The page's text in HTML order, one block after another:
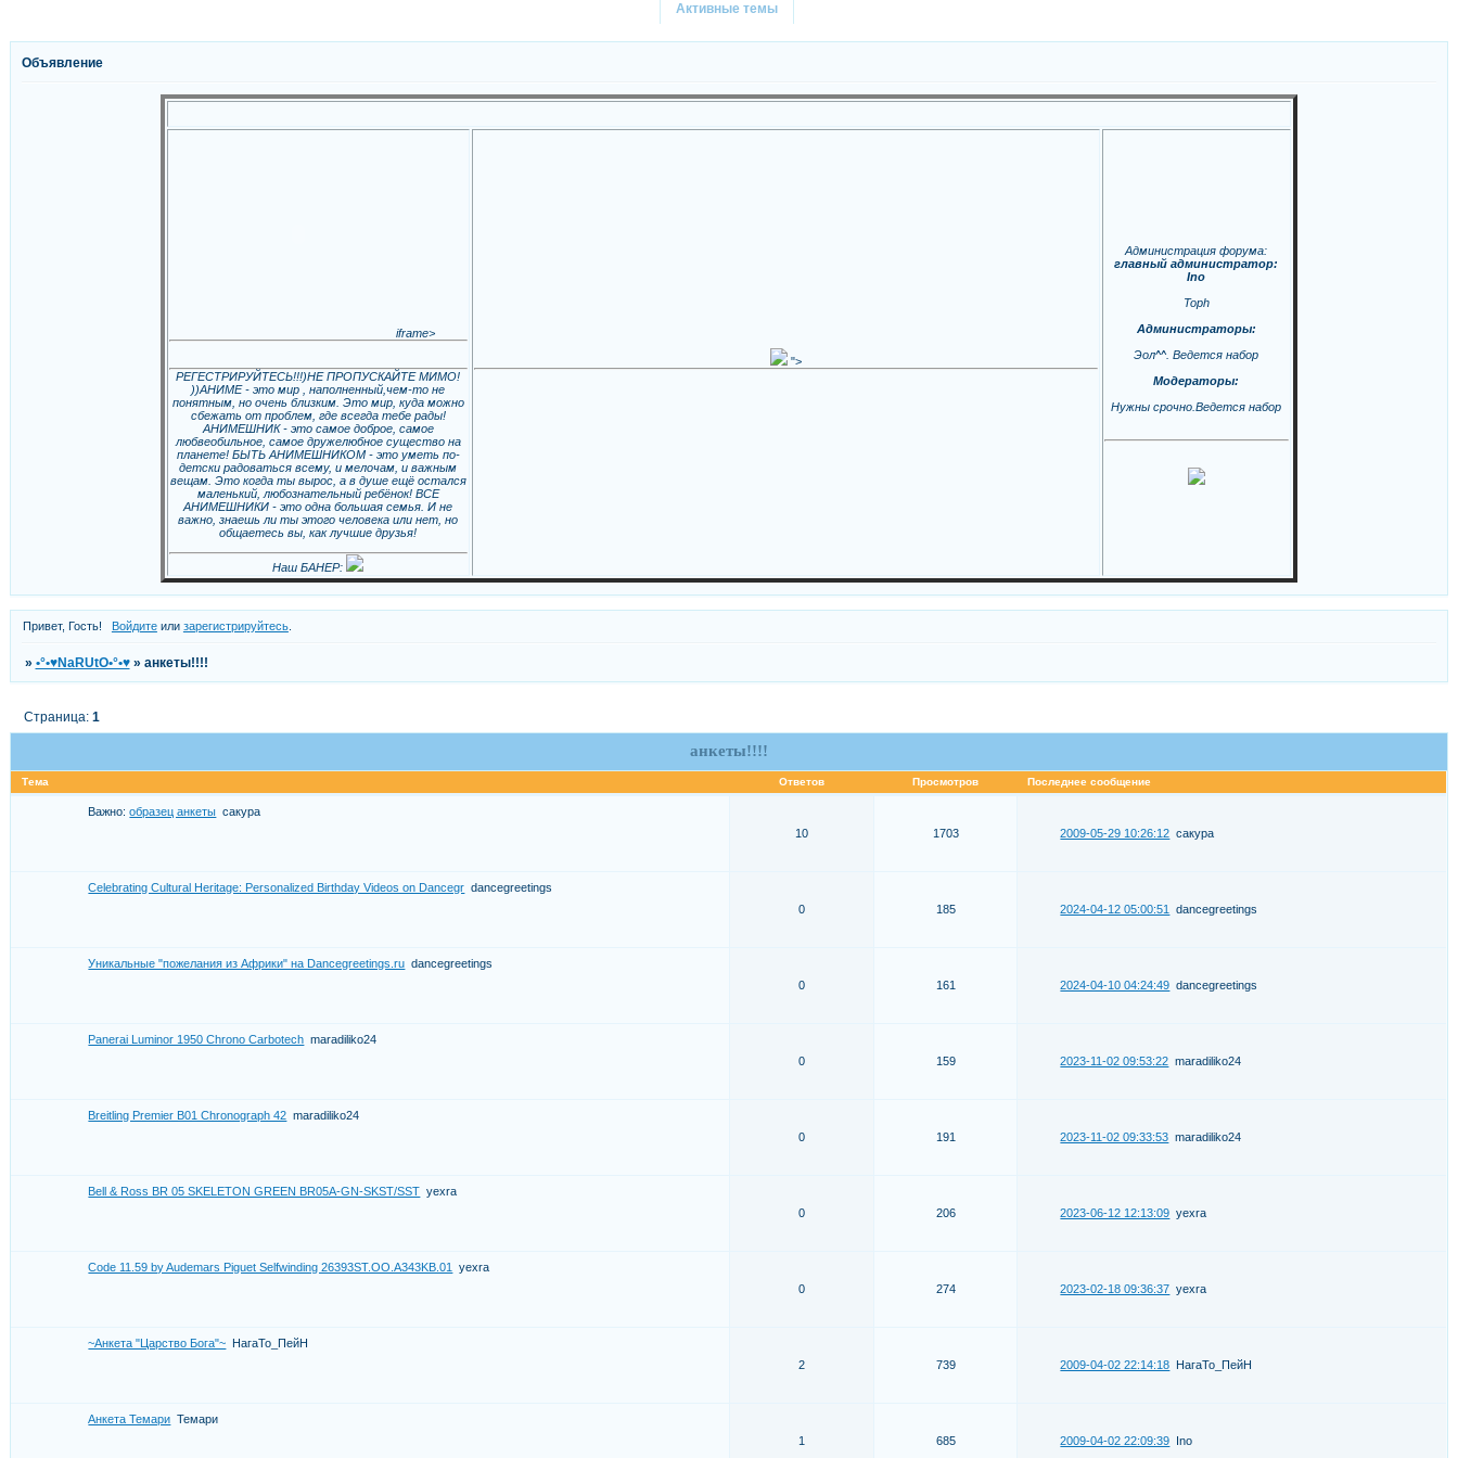
Активные темы
Объявление
iframe>
РЕГЕСТРИРУЙТЕСЬ!!!)НЕ ПРОПУСКАЙТЕ МИМО!
))АНИМЕ - это мир , наполненный,чем-то не
понятным, но очень близким. Это мир, куда можно
сбежать от проблем, где всегда тебе рады!
АНИМЕШНИК - это самое доброе, самое
любвеобильное, самое дружелюбное существо на
планете! БЫТЬ АНИМЕШНИКОМ - это уметь по-
детски радоваться всему, и мелочам, и важным
вещам. Это когда ты вырос, а в душе ещё остался
маленький, любознательный ребёнок! ВСЕ
АНИМЕШНИКИ - это одна большая семья. И не
важно, знаешь ли ты этого человека или нет, но
общаетесь вы, как лучшие друзья!
Наш БАНЕР:
">
Администрация форума:
главный администратор:
Ino
Toph
Администраторы:
Эол^^. Ведется набор
Модераторы:
Нужны срочно.Ведется набор
Привет, Гость! Войдитеили зарегистрируйтесь.
» •°•♥NaRUtO•°•♥ » анкеты!!!!
анкеты!!!!
Страница: 1
Тема Ответов Просмотров Последнее сообщение
Важно: образец анкеты сакура
10
1703 2009-05-29 10:26:12 сакура
Celebrating Cultural Heritage: Personalized Birthday Videos on Dancegr dancegreetings
0
185 2024-04-12 05:00:51 dancegreetings
Уникальные "пожелания из Африки" на Dancegreetings.ru dancegreetings
0
161 2024-04-10 04:24:49 dancegreetings
Panerai Luminor 1950 Chrono Carbotech maradiliko24
0
159 2023-11-02 09:53:22 maradiliko24
Breitling Premier B01 Chronograph 42 maradiliko24
0
191 2023-11-02 09:33:53 maradiliko24
Bell & Ross BR 05 SKELETON GREEN BR05A-GN-SKST/SST yexra
0
206 2023-06-12 12:13:09 yexra
Code 11.59 by Audemars Piguet Selfwinding 26393ST.OO.A343KB.01
yexra
0
274 2023-02-18 09:36:37 yexra
~Анкета "Царство Бога"~ НагаТо_ПейН
2
739 2009-04-02 22:14:18 НагаТо_ПейН
Анкета Темари Темари
1
685 2009-04-02 22:09:39 Ino